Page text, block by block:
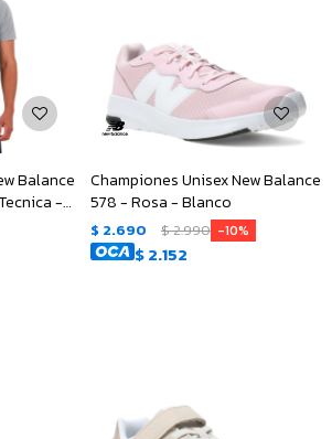
Balance
-
Championes Unisex New Balance
578 - Rosa - Blanco
$ 2.690 $2.990 10
$2.152